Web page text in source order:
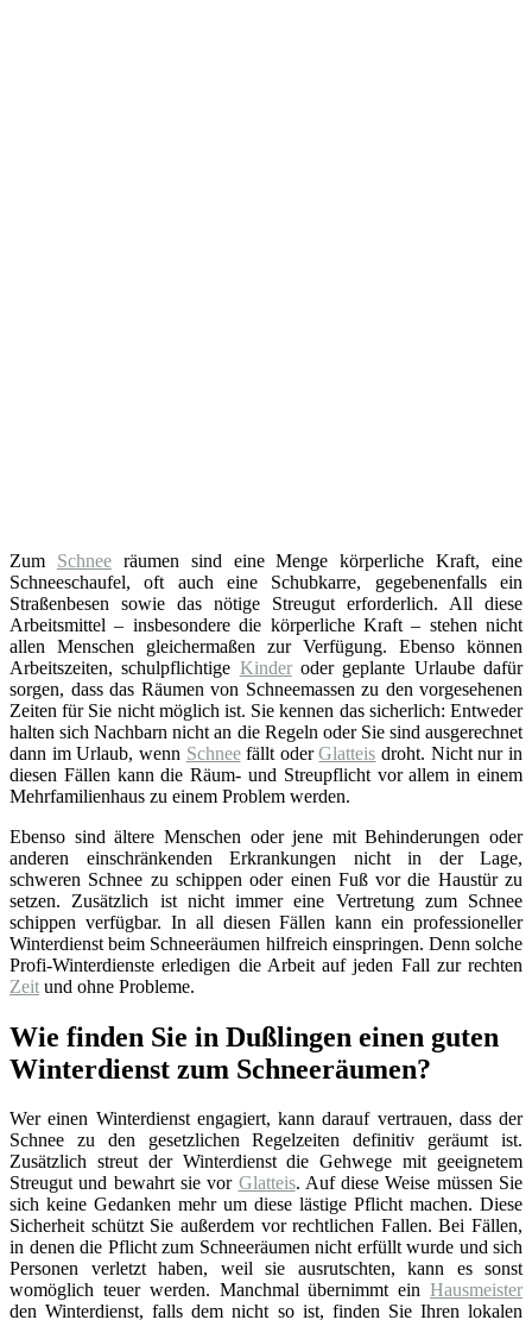
Zum Schneeräumen sind eine Menge körperliche Kraft, eine
Schneeschaufel, oft auch eine Schubkarre, gegebenenfalls ein
Straßenbesen sowie das nötige Streugut erforderlich. All diese
Arbeitsmittel – insbesondere die körperliche Kraft – stehen nicht
allen Menschen gleichermaßen zur Verfügung. Ebenso können
Arbeitszeiten, schulpflichtige Kinderoder geplante Urlaube dafür
sorgen, dass das Räumen von Schneemassen zu den vorgesehenen
Zeiten für Sie nicht möglich ist. Sie kennen das sicherlich: Entweder
halten sich Nachbarn nicht an die Regeln oder Sie sind ausgerechnet
dann im Urlaub, wenn Schneefällt oderGlatteis droht. Nicht nur in
diesen Fällen kann die Räum- und Streupflicht vor allem in einem
Mehrfamilienhaus zu einem Problem werden.
Ebenso sind ältere Menschen oder jene mit Behinderungen oder
anderen einschränkenden Erkrankungen nicht in der Lage,
schweren Schnee zu schippen oder einen Fuß vor die Haustür zu
setzen. Zusätzlich ist nicht immer eine Vertretung zum Schnee
schippen verfügbar. In all diesen Fällen kann ein professioneller
Winterdienst beim Schneeräumen hilfreich einspringen. Denn solche
Profi-Winterdienste erledigen die Arbeit auf jeden Fall zur rechten
Zeit und ohne Probleme.
Wie finden Sie in Dußlingen einen guten
Winterdienst zum Schneeräumen?
Wer einen Winterdienst engagiert, kann darauf vertrauen, dass der
Schnee zu den gesetzlichen Regelzeiten definitiv geräumt ist.
Zusätzlich streut der Winterdienst die Gehwege mit geeignetem
Streugut und bewahrt sie vor Glatteis. Auf diese Weise müssen Sie
sich keine Gedanken mehr um diese lästige Pflicht machen. Diese
Sicherheit schützt Sie außerdem vor rechtlichen Fallen. Bei Fällen,
in denen die Pflicht zum Schneeräumen nicht erfüllt wurde und sich
Personen verletzt haben, weil sie ausrutschten, kann es sonst
womöglich teuer werden. Manchmal übernimmt ein Hausmeister
den Winterdienst, falls dem nicht so ist, finden Sie Ihren lokalen